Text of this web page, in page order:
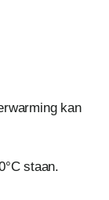
kan
staan.